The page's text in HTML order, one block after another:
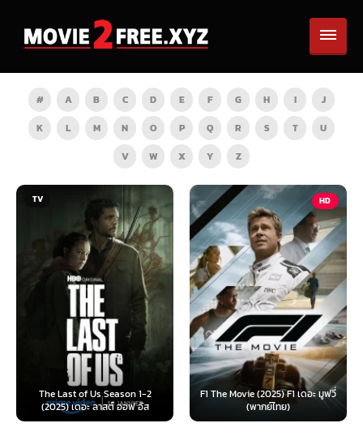
# A B C D E F G H I
J
K
L M N O P Q R S T
U
V
W X Y Z
Last of Us Season 1-2
เดอะ ลาสต์ ออฟ อัส
HD
F1 The Movie (2025) F1 เดอะ มูฟวี่
Furiosa: